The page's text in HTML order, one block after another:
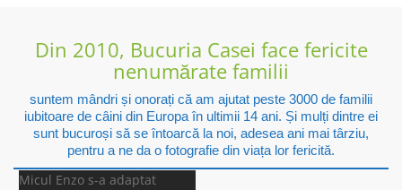
Din 2010, Bucuria Casei face fericite
nenumărate familii
suntem mândri și onorați că am ajutat peste 3000 de familii
iubitoare de câini din Europa în ultimii 14 ani. Și mulți dintre ei
sunt bucuroși să se întoarcă la noi, adesea ani mai târziu,
pentru a ne da o fotografie din viața lor fericită.
Micul Enzo s-a adaptat